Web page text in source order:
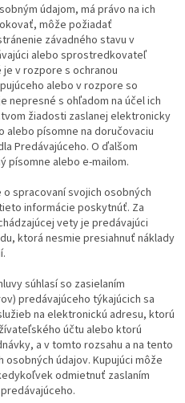
údajom, má právo na ich
môže požiadať
závadného stavu v
alebo sprostredkovateľ
v rozpore s ochranou
alebo v rozpore so
nepresné s ohľadom na účel ich
žiadosti zaslanej elektronicky
alebo písomne na doručovaciu
Predávajúceho. O ďalšom
písomne alebo e-mailom.
spracovaní svojich osobných
informácie poskytnúť. Za
vety je predávajúci
ktorá nesmie presiahnuť náklady
súhlasí so zasielaním
predávajúceho týkajúcich sa
na elektronickú adresu, ktorú
účtu alebo ktorú
a v tomto rozsahu a na tento
údajov. Kupujúci môže
odmietnuť zaslaním